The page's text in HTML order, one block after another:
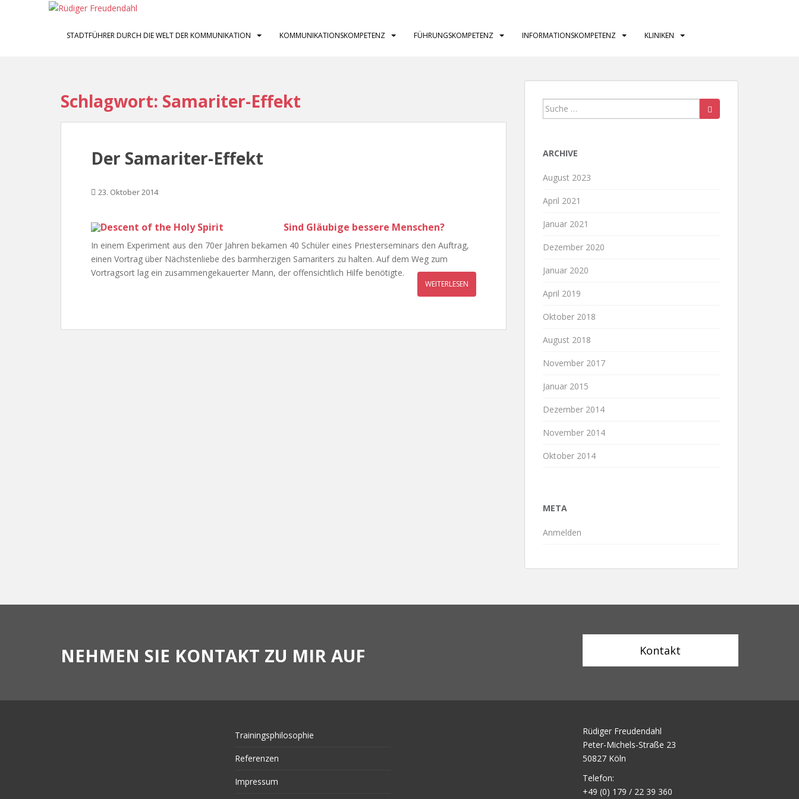
STADTFÜHRER DURCH DIE WELT DER KOMMUNIKATION KOMMUNIKATIONSKOMPETENZ FÜHRUNGSKOMPETENZ INFORMATIONSKOMPETENZ KLINIKEN
Schlagwort: Samariter-Effekt
Der Samariter-Effekt
23. Oktober 2014
Sind Gläubige bessere Menschen?
In einem Experiment aus den 70er Jahren bekamen 40 Schüler eines Priesterseminars den Auftrag,
einen Vortrag über Nächstenliebe des barmherzigen Samariters zu halten. Auf dem Weg zum
Vortragsort lag ein zusammengekauerter Mann, der offensichtlich Hilfe benötigte.
WEITERLESEN
Suche
nach:
ARCHIVE
August 2023
April 2021
Januar 2021
Dezember 2020
Januar 2020
April 2019
Oktober 2018
August 2018
November 2017
Januar 2015
Dezember 2014
November 2014
Oktober 2014
META
Anmelden
NEHMEN SIE KONTAKT ZU MIR AUF Kontakt
Trainingsphilosophie
Referenzen
Impressum
Rüdiger Freudendahl
Peter-Michels-Straße 23
50827 Köln
Telefon:
+49 (0) 179 / 22 39 360